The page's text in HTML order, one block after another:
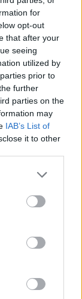
for
opt-out
that after your
seeing
utilized by
prior to
further
parties on the
may
IAB’s List of
it to other
kuten
ja
löytyy myös